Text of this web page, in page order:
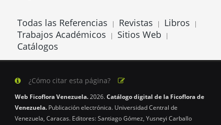
Todas las Referencias | Revistas | Libros |
Trabajos Académicos | Sitios Web |
Catálogos
¿Cómo citar esta página?
Web Ficoflora Venezuela.2026.Catálogo digital de la Ficoflora de
Venezuela. Publicación electrónica. Universidad Central de
Venezuela, Caracas. Editores: Santiago Gómez, Yusneyi Carballo